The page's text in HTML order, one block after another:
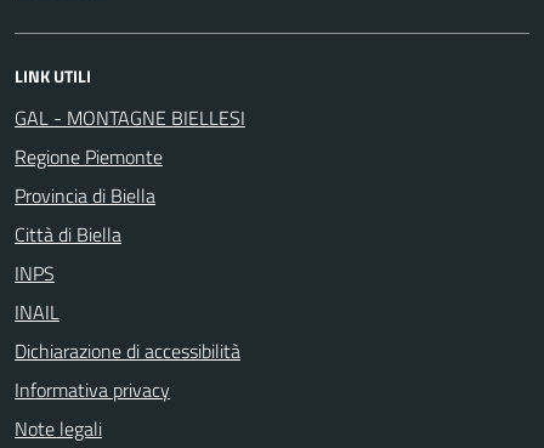
LINK UTILI
GAL - MONTAGNE BIELLESI
Regione Piemonte
Provincia di Biella
Città di Biella
INPS
INAIL
Dichiarazione di accessibilità
Informativa privacy
Note legali